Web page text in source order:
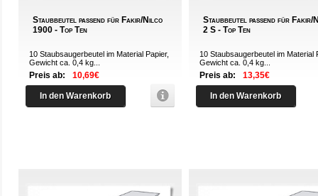
Staubbeutel passend für Fakir/Nilco
1900 - Top Ten
10 Staubsaugerbeutel im Material Papier,
Gewicht ca. 0,4 kg...
Preis ab: 10,69€
In den Warenkorb
Staubbeutel passend für Fakir/
2 S - Top Ten
10 Staubsaugerbeutel im Material
Gewicht ca. 0,4 kg...
Preis ab: 13,35€
In den Warenkorb